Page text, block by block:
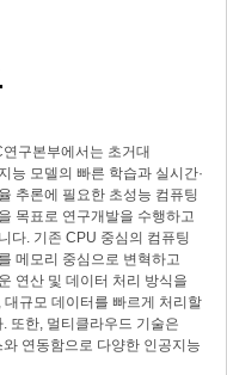
구본부에서는 초거대
능 모델의 빠른 학습과 실시간·
추론에 필요한 초성능 컴퓨팅
목표로 연구개발을 수행하고
다. 기존 CPU 중심의 컴퓨팅
메모리 중심으로 변혁하고
연산 및 데이터 처리 방식을
대규모 데이터를 빠르게 처리할
또한, 멀티클라우드 기술은
연동함으로 다양한 인공지능